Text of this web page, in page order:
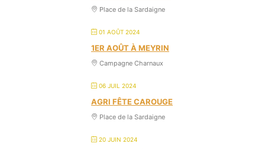
Place de la Sardaigne
01 AOÛT 2024
1ER AOÛT À MEYRIN
Campagne Charnaux
06 JUIL 2024
AGRI FÊTE CAROUGE
Place de la Sardaigne
20 JUIN 2024